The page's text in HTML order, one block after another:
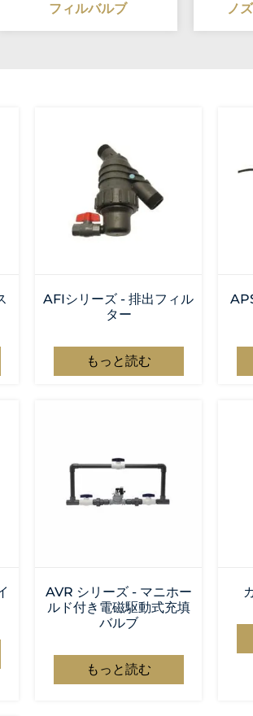
フィルバルブ ノ
AFIシリーズ - 排出フィル
ター
もっと読む
AVR シリーズ - マニホー
ルド付き電磁駆動式充填
バルブ
もっと読む